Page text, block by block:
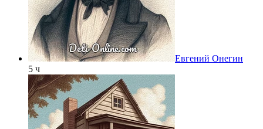
Евгений Онегин
5 ч